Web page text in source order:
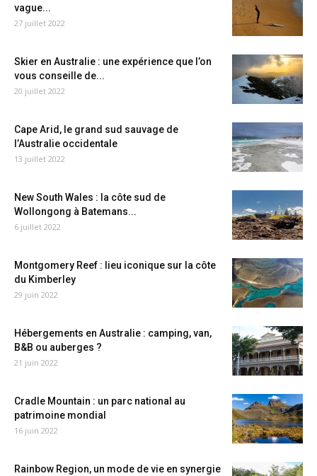
vague...
27 juillet 2022
Skier en Australie : une expérience que l’on
vous conseille de...
20 juillet 2022
Cape Arid, le grand sud sauvage de
l’Australie occidentale
13 juillet 2022
New South Wales : la côte sud de
Wollongong à Batemans...
6 juillet 2022
Montgomery Reef : lieu iconique sur la côte
du Kimberley
29 juin 2022
Hébergements en Australie : camping, van,
B&B ou auberges ?
21 juin 2022
Cradle Mountain : un parc national au
patrimoine mondial
16 juin 2022
Rainbow Region, un mode de vie en synergie